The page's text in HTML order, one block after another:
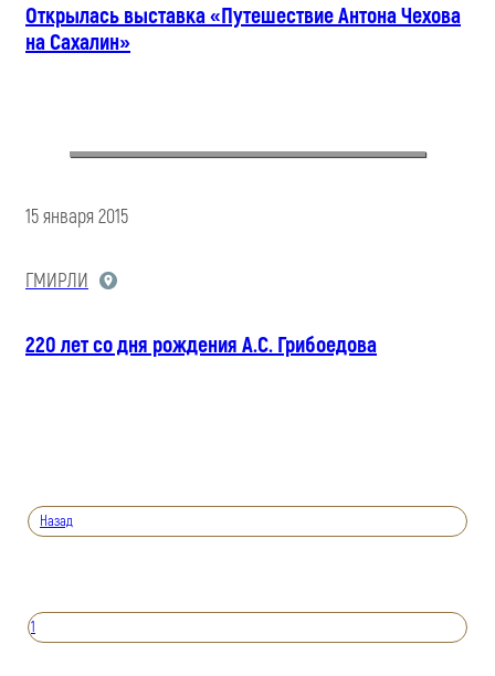
Открылась выставка «Путешествие Антона Чехова
на Сахалин»
15 января 2015
ГМИРЛИ
220 лет со дня рождения А.С. Грибоедова
Назад
1